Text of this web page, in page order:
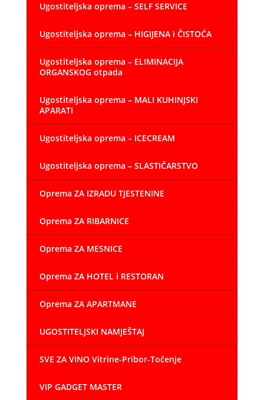
Ugostiteljska oprema – SELF SERVICE
Ugostiteljska oprema – HIGIJENA i ČISTOĆA
Ugostiteljska oprema – ELIMINACIJA
ORGANSKOG otpada
Ugostiteljska oprema – MALI KUHINJSKI
APARATI
Ugostiteljska oprema – ICECREAM
Ugostiteljska oprema – SLASTIČARSTVO
Oprema ZA IZRADU TJESTENINE
Oprema ZA RIBARNICE
Oprema ZA MESNICE
Oprema ZA HOTEL i RESTORAN
Oprema ZA APARTMANE
UGOSTITELJSKI NAMJEŠTAJ
SVE ZA VINO Vitrine-Pribor-Točenje
VIP GADGET MASTER